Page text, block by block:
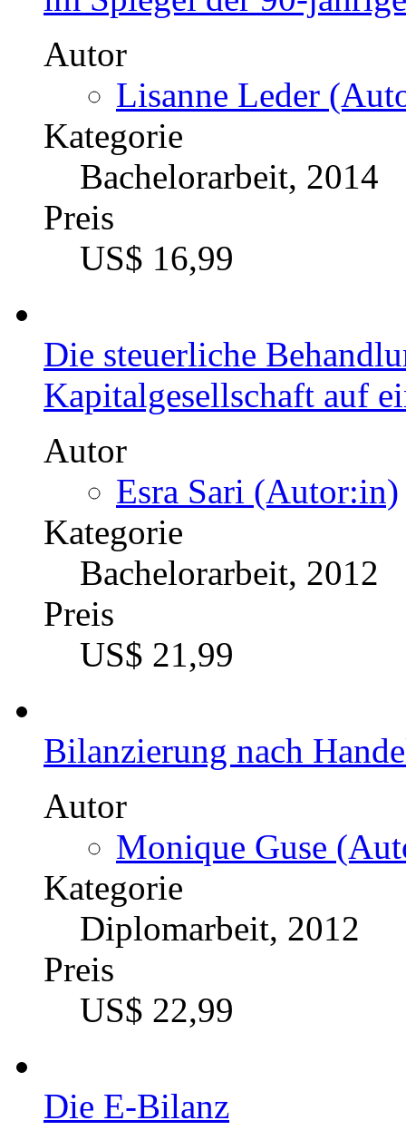
Autor
Lisanne Leder
Kategorie
Bachelorarbeit, 2014
Preis
US$ 16,99
Die steuerliche
Kapitalgesellschaft auf
Autor
Esra Sari (Autor:in)
Kategorie
Bachelorarbeit, 2012
Preis
US$ 21,99
Bilanzierung nach
Autor
Monique Guse
Kategorie
Diplomarbeit, 2012
Preis
US$ 22,99
Die E-Bilanz